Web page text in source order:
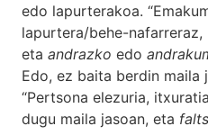
edo lapurterakoa.
lapurtera/behe-nafarreraz,
eta andrazko edo
Edo, ez baita berdin maila
“Pertsona elezuria,
dugu maila jasoan, eta